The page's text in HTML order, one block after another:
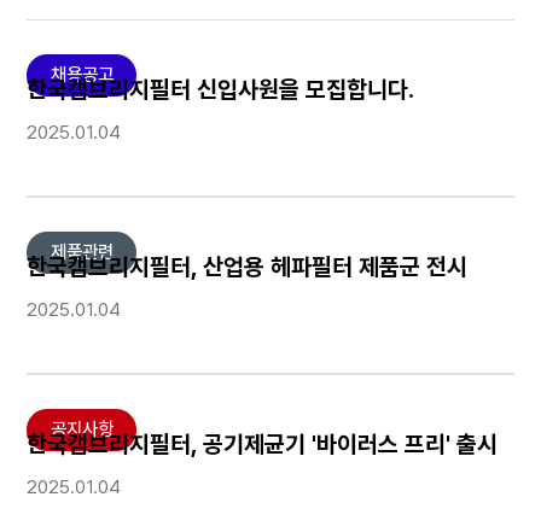
채용공고
한국캠브리지필터 신입사원을 모집합니다.
2025.01.04
제품관련
한국캠브리지필터, 산업용 헤파필터 제품군 전시
2025.01.04
공지사항
한국캠브리지필터, 공기제균기 '바이러스 프리' 출시
2025.01.04